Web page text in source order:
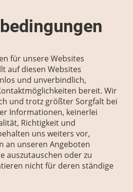
für unsere Websites
auf diesen Websites
und unverbindlich,
bereit. Wir
und trotz größter Sorgfalt bei
Informationen, keinerlei
Richtigkeit und
uns weiters vor,
an unseren Angeboten
auszutauschen oder zu
nicht für deren ständige